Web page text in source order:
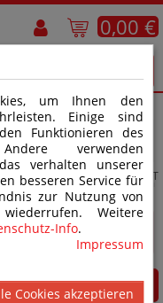
um Ihnen den
Einige sind
Funktionieren des
verwenden
verhalten unserer
besseren Service für
zur Nutzung von
Weitere
Info.
Impressum
Cookies akzeptieren
0,00 €
3 4
ÜBERSICHT
FORTSETZEN